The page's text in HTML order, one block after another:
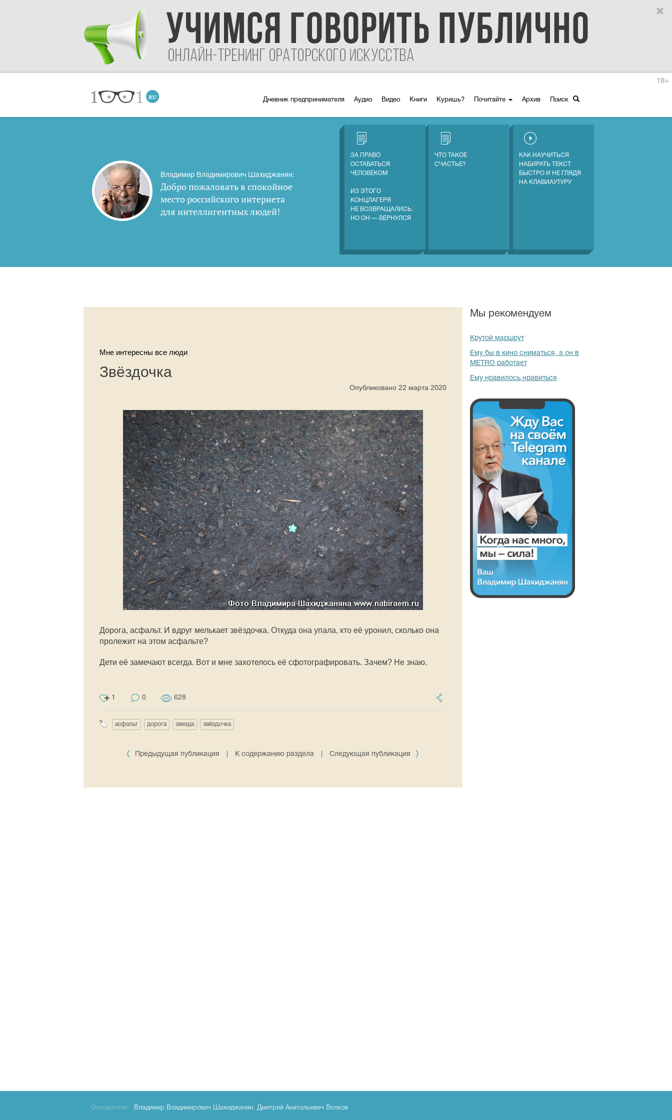
Дневник предпринимателя Аудио Видео Книги Куришь? Почитайте Архив Поиск
18+
Владимир Владимирович Шахиджанян:
Добро пожаловать в спокойное
место российского интернета
для интеллигентных людей!
ЗА ПРАВО
ОСТАВАТЬСЯ
ЧЕЛОВЕКОМ
ИЗ ЭТОГО
КОНЦЛАГЕРЯ
НЕ ВОЗВРАЩАЛИСЬ.
НО ОН — ВЕРНУЛСЯ
ЧТО ТАКОЕ
СЧАСТЬЕ?
КАК НАУЧИТЬСЯ
НАБИРАТЬ ТЕКСТ
БЫСТРО И НЕ ГЛЯДЯ
НА КЛАВИАУТУРУ
Мне интересны все люди
Звёздочка
Опубликовано 22 марта 2020
Дорога, асфальт. И вдруг мелькает звёздочка. Откуда она упала, кто её уронил, сколько она
пролежит на этом асфальте?
Дети её замечают всегда. Вот и мне захотелось её сфотографировать. Зачем? Не знаю.
1 0 628
асфальт дорога звезда звёздочка
Предыдущая публикация К содержанию раздела Следующая публикация
Мы рекомендуем
Крутой маршрут
Ему бы в кино сниматься, а он в
METRO работает
Ему нравилось нравиться
Основатели: Владимир Владимирович Шахиджанян, Дмитрий Анатольевич Волков